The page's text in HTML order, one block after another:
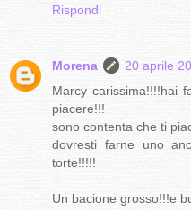
Rispondi
Morena
20 aprile
Marcy carissima!!!!hai
piacere!!!
sono contenta che ti
dovresti farne uno
torte!!!!!
Un bacione grosso!!!e